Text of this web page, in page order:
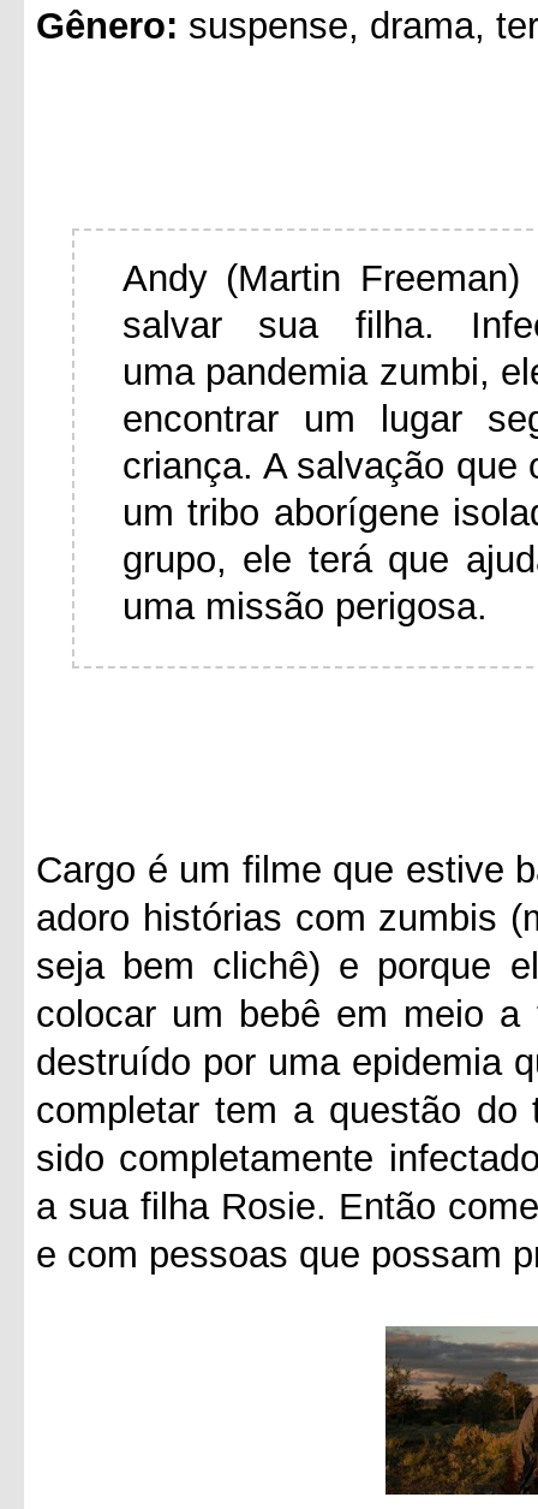
Gênero: suspense, drama,
Andy (Martin
salvar sua filha.
uma pandemia zumbi,
encontrar um lugar
criança. A salvação que
um tribo aborígene
grupo, ele terá que
uma missão perigosa.
Cargo é um filme que estive
adoro histórias com zumbis
seja bem clichê) e porque
colocar um bebê em meio
destruído por uma epidemia
completar tem a questão
sido completamente
a sua filha Rosie. Então
e com pessoas que possam